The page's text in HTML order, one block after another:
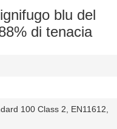
blu del
di tenacia
100 Class 2, EN11612,